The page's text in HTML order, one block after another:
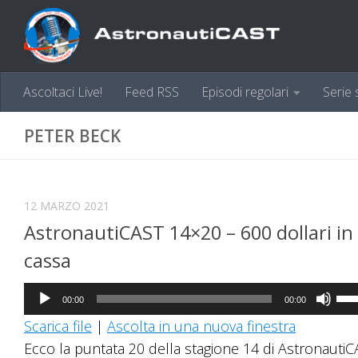
Sotto il contenuto
Ascoltaci Live! Feed RSS Episodi regolari Serie
PETER BECK
12 MARZO 2021
AstronautiCAST 14×20 – 600 dollari in
cassa
Audio
Player
00:00 00:00
i
Scarica file | Ascolta in una nuova finestra
Ecco la puntata 20 della stagione 14 di